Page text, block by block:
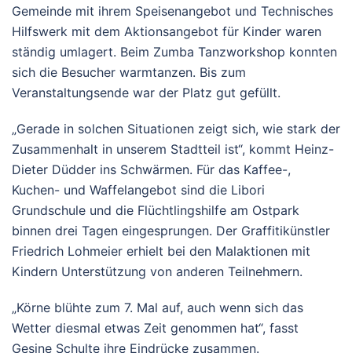
Gemeinde mit ihrem Speisenangebot und Technisches
Hilfswerk mit dem Aktionsangebot für Kinder waren
ständig umlagert. Beim Zumba Tanzworkshop konnten
sich die Besucher warmtanzen. Bis zum
Veranstaltungsende war der Platz gut gefüllt.
„Gerade in solchen Situationen zeigt sich, wie stark der
Zusammenhalt in unserem Stadtteil ist“, kommt Heinz-
Dieter Düdder ins Schwärmen. Für das Kaffee-,
Kuchen- und Waffelangebot sind die Libori
Grundschule und die Flüchtlingshilfe am Ostpark
binnen drei Tagen eingesprungen. Der Graffitikünstler
Friedrich Lohmeier erhielt bei den Malaktionen mit
Kindern Unterstützung von anderen Teilnehmern.
„Körne blühte zum 7. Mal auf, auch wenn sich das
Wetter diesmal etwas Zeit genommen hat“, fasst
Gesine Schulte ihre Eindrücke zusammen.